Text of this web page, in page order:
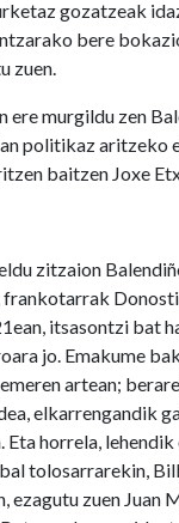
gozatzeak
bere
zuen.
ere murgildu zen
politikaz aritzeko
baitzen Joxe
zitzaion
frankotarrak
itsasontzi bat
jo. Emakume
artean;
elkarrengandik
horrela, lehendik
tolosarrarekin,
ezagutu zuen Juan